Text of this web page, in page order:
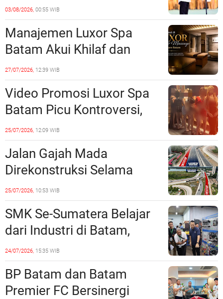
Prioritas, Targetkan
Realisasi Pembangunan
Lampaui 50 Persen
03/08/2026, 00:55 WIB
Manajemen Luxor Spa
Batam Akui Khilaf dan
Minta Maaf, Konten
Langsung Di-Takedown
27/07/2026, 12:39 WIB
Video Promosi Luxor Spa
Batam Picu Kontroversi,
Dinilai Bermuatan Sensual
25/07/2026, 12:09 WIB
Jalan Gajah Mada
Direkonstruksi Selama
Empat Minggu, Ini Skema
Rekayasa Lalu Lintasnya
25/07/2026, 10:53 WIB
SMK Se-Sumatera Belajar
dari Industri di Batam,
Siapkan Lulusan Siap Kerja
Era Digital
24/07/2026, 15:35 WIB
BP Batam dan Batam
Premier FC Bersinergi